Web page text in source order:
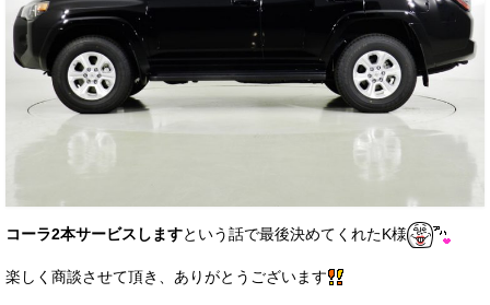
コーラ2本サービスしますという話で最後決めてくれたK様
楽しく商談させて頂き、ありがとうございます